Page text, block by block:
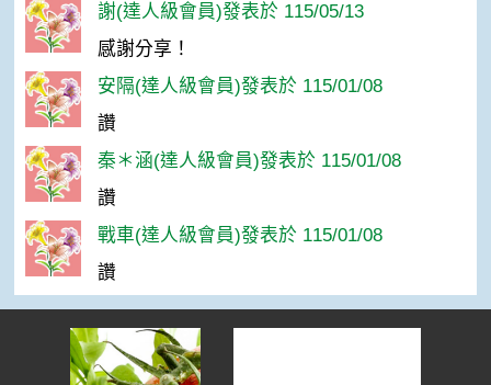
謝(達人級會員)發表於 115/05/13
感謝分享！
安隔(達人級會員)發表於 115/01/08
讚
秦＊涵(達人級會員)發表於 115/01/08
讚
戰車(達人級會員)發表於 115/01/08
讚